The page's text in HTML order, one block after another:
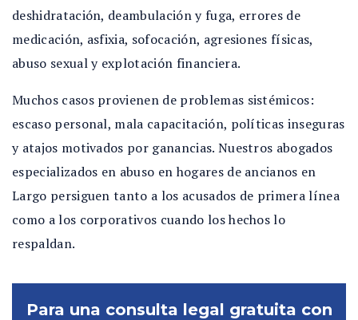
deshidratación, deambulación y fuga, errores de
medicación, asfixia, sofocación, agresiones físicas,
abuso sexual y explotación financiera.
Muchos casos provienen de problemas sistémicos:
escaso personal, mala capacitación, políticas inseguras
y atajos motivados por ganancias. Nuestros abogados
especializados en abuso en hogares de ancianos en
Largo persiguen tanto a los acusados de primera línea
como a los corporativos cuando los hechos lo
respaldan.
Para una consulta legal gratuita con